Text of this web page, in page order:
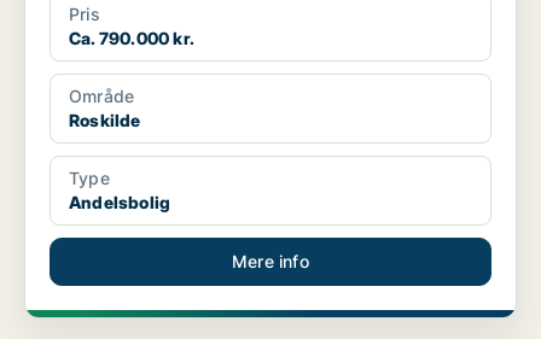
Pris
Ca. 790.000 kr.
Område
Roskilde
Type
Andelsbolig
Mere info